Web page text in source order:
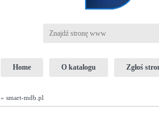
Home O katalogu Zgłoś
» smart-mdb.pl